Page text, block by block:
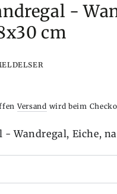
-
cm
Versand wird beim
- Wandregal, Eiche,